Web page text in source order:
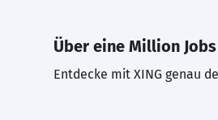
Über eine Million Jobs
Entdecke mit XING genau